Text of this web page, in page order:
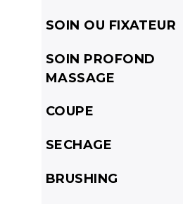
SOIN OU FIXATEUR
SOIN PROFOND
MASSAGE
COUPE
SECHAGE
BRUSHING